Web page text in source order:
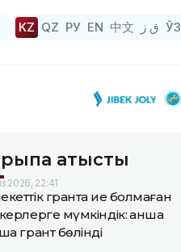
KZ QZ РУ EN 中文 ق ز ЎЗ
қатысты
2026, 22:41
грантқа ие болмаған
мүмкіндік: қанша
грант бөлінді